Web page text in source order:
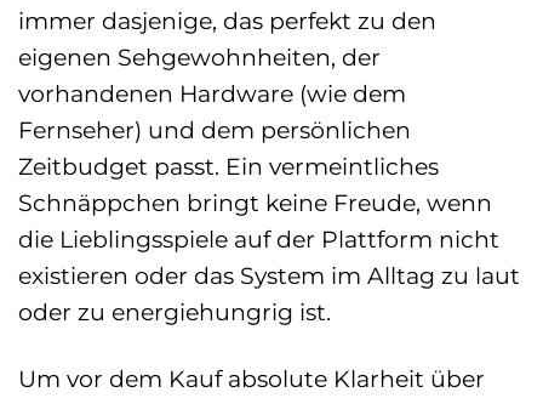
immer dasjenige, das perfekt zu den
eigenen Sehgewohnheiten, der
vorhandenen Hardware (wie dem
Fernseher) und dem persönlichen
Zeitbudget passt. Ein vermeintliches
Schnäppchen bringt keine Freude, wenn
die Lieblingsspiele auf der Plattform nicht
existieren oder das System im Alltag zu laut
oder zu energiehungrig ist.
Um vor dem Kauf absolute Klarheit über